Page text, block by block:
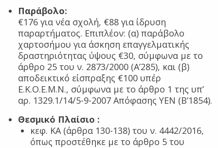
Παράβολο:
€176 για νέα σχολή, €88 για ίδρυση
παραρτήματος. Επιπλέον: (α) παράβολο
χαρτοσήμου για άσκηση επαγγελματικής
δραστηριότητας ύψους €30, σύμφωνα με το
άρθρο 25 του ν. 2873/2000 (Α’285), και (β)
αποδεικτικό είσπραξης €100 υπέρ
Ε.Κ.Ο.Ε.Μ.Ν., σύμφωνα με το άρθρο 1 της υπ’
αρ. 1329.1/14/5-9-2007 Απόφασης ΥΕΝ (Β’1854).
Θεσμικό Πλαίσιο :
κεφ. ΚΑ (άρθρα 130-138) του ν. 4442/2016,
όπως προστέθηκε με το άρθρο 5 του